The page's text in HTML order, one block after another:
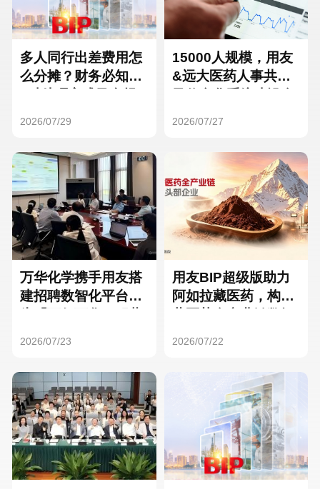
Hungary Mexico
Hong Kong Macau
多人同行出差费用怎
么分摊？财务必知的
2026/07/29
15000人规模，用友
&远大医药人事共享
2026/07/27
万华化学携手用友搭
建招聘数智化平台，
2026/07/23
用友BIP超级版助力
阿如拉藏医药，构建
2026/07/22